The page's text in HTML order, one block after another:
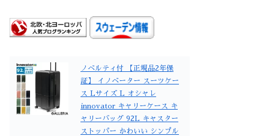
ノベルティ付 【正規品2年保
証】 イノベーター スーツケー
ス Lサイズ L オシャレ
innovator キャリーケース キ
ャリーバッグ 92L キャスター
ストッパー かわいい シンプル